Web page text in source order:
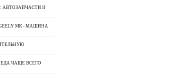
И
МК - МАШИНА
ЕДА ЧАЩЕ ВСЕГО